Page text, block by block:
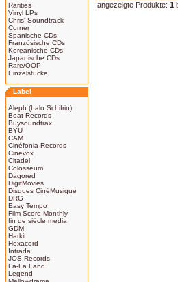
Rarities
Vinyl LPs
Chris' Soundtrack
Corner
Spanische CDs
Französische CDs
Koreanische CDs
Japanische CDs
Rare/OOP
Einzelstücke
Label
Aleph (Lalo Schifrin)
Beat Records
Buysoundtrax
BYU
CAM
Cinéfonia Records
Cinevox
Citadel
Colosseum
Dagored
DigitMovies
Disques CinéMusique
DRG
Easy Tempo
Film Score Monthly
fin de siècle media
GDM
Harkit
Hexacord
Intrada
JOS Records
La-La Land
Legend
angezeigte Produkte: 1